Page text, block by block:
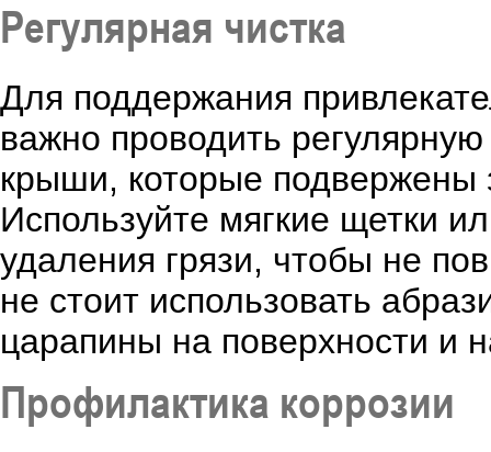
Регулярная чистка
Для поддержания
важно проводить регулярную
крыши, которые подвержены
Используйте мягкие щетки
удаления грязи, чтобы не
не стоит использовать
царапины на поверхности и
Профилактика коррозии